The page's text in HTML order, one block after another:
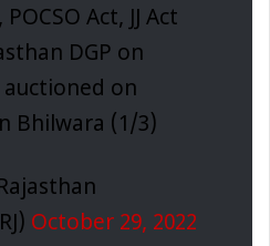
Act, JJ Act
DGP on
on
Bhilwara (1/3)
October 29, 2022